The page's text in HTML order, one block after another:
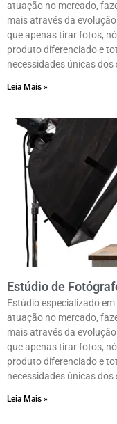
atuação no mercado,
mais através da
que apenas tirar fotos,
produto diferenciado e
necessidades únicas
Leia Mais »
Estúdio de
Estúdio especializado
atuação no mercado,
mais através da
que apenas tirar fotos,
produto diferenciado e
necessidades únicas
Leia Mais »